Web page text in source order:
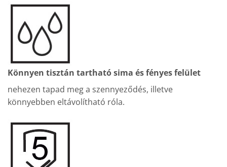
Könnyen tisztán tartható sima és fényes felület
nehezen tapad meg a szennyeződés, illetve
könnyebben eltávolítható róla.